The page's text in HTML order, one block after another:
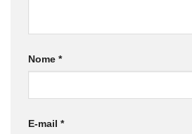
Nome *
E-mail *